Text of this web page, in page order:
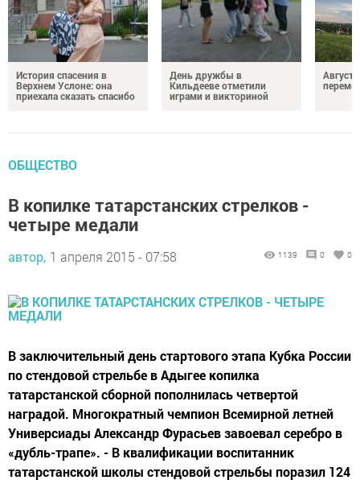
История спасения в
Верхнем Услоне: она
приехала сказать спасибо
День дружбы в
Кильдееве отметили
играми и викториной
Август
ОБЩЕСТВО
В копилке татарстанских стрелков -
четыре медали
автор, 1 апреля 2015 - 07:58 1139 0 0
В заключительный день стартового этапа Кубка России
по стендовой стрельбе в Адыгее копилка
татарстанской сборной пополнилась четвертой
наградой. Многократный чемпион Всемирной летней
Универсиады Александр Фурасьев завоевал серебро в
«дубль-трапе». - В квалификации воспитанник
татарстанской школы стендовой стрельбы поразил 124